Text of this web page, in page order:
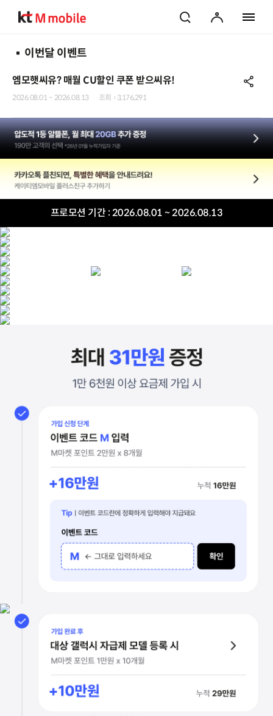
검색
마이페이지
이번달 이벤트
엠모햇씨유? 매월 CU할인 쿠폰 받으씨유!
2026.08.01 ~ 2026.08.13 조회 3,176,291
압도적 1등 알뜰폰, 월 최대 20GB 추가 증정
190만 고객의 선택 *26년 01월 누적가입자 기준
카카오톡 플친되면, 특별한 혜택을 안내드려요!
케이티엠모바일 플러스친구 추가하기
프로모션 기간 :2026.08.01 ~ 2026.08.13
결제할 때마다 20% 할인 최대 2% 적립 카테고리 10% 할인 지금 바
매월 CU 5천원 할인받고 통신비 반값하씨유!
CU 결제 시 20% 할인 7GB+최대1Mbps +5GB(아무나SOLO결합)
최대 22GB 무제한 16,700원
CU 20% 할인
91GB 무제한
11GB+20GB+일2GB+최대3Mbps
아무나 SOLO 결합 월 20GB
33,000원
CU 결제 시 20% 할인
최대 120GB 무제한
100GB+최대5Mbps (+20GB(아무나SOLO결합))
기본제공 (+영상/부가통화 300분)
기본제공
#할인해씨유
결제할 때마다 20% 할인!
M모바일 CU 요금제 가입하면
(오프라인 점포 결제 시, 1인당 월 할인금액 5천원 한도 내)
쿠폰맛CU
특별 CU 쿠폰 증정
매월 간편식 30% 할인권 또는
GET커피 아이스아메리카노 50% 할인권 (택1)
매월 간편식 30% 할인권
[매월 혜택(쿠폰) 유의사항] *유의사항 참조
* 혜택 발급 방법 : KT알뜰폰 제휴인증 완료 후, 이벤트 페이지에서 원
* 쿠폰은 CU오프라인 매장에 한해서 사용 가능합니다.
* 쿠폰은 매월 1회 발급 가능하며, 유효기간은 발행일로부터 7일 입니
* 쿠폰을 발급받으신 후에는 다른 쿠폰으로 교환이 불가합니다.
부적절한 방법으로 참여 시, 취득 혜택의 취소 및 법적 처벌을 받을 수
BEST
모두다 맘껏 7GB+(CU 20%할인)
최대 22GB 무제한 7GB+최대 1Mbps
+5GB(아무나 SOLO 결합)+데이터 추가제공 10GB(24개월)
기본제공 +영상/부가통화 300분
기본제공
M코드 프로모션 혜택 월 -15,000원 (12개월)
친구초대 ID 입력 시 월 -5,000원(6개월)
바로배송유심/바로유심으로 가입 시 2만원
월 체감가 0원
최대 31만원 증정
1만 6천원 이상 요금제 가입 시
가입 신청 단계
이벤트 코드 M 입력
M마켓 포인트 2만원 x 8개월
가입 신청 단계
친구초대 추천인 ID 입력
M마켓 포인트 5천원 x 6개월
Tip | 추천인 ID란에 정확하게 입력해야 지급돼요
친구초대 추천인 ID